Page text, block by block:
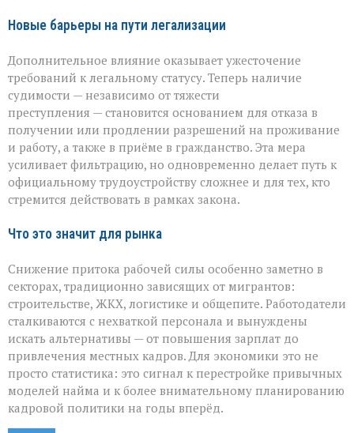
Новые барьеры на пути легализации
Дополнительное влияние оказывает ужесточение
требований к легальному статусу. Теперь наличие
судимости — независимо от тяжести
преступления — становится основанием для отказа в
получении или продлении разрешений на проживание
и работу, а также в приёме в гражданство. Эта мера
усиливает фильтрацию, но одновременно делает путь к
официальному трудоустройству сложнее и для тех, кто
стремится действовать в рамках закона.
Что это значит для рынка
Снижение притока рабочей силы особенно заметно в
секторах, традиционно зависящих от мигрантов:
строительстве, ЖКХ, логистике и общепите. Работодатели
сталкиваются с нехваткой персонала и вынуждены
искать альтернативы — от повышения зарплат до
привлечения местных кадров. Для экономики это не
просто статистика: это сигнал к перестройке привычных
моделей найма и к более внимательному планированию
кадровой политики на годы вперёд.